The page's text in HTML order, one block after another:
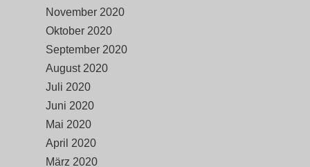
November 2020
Oktober 2020
September 2020
August 2020
Juli 2020
Juni 2020
Mai 2020
April 2020
März 2020